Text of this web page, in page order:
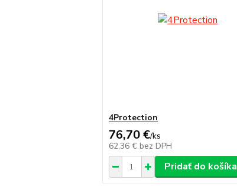
4Protection
76,70 €/ks
62,36 € bez DPH
Pridať do košíka